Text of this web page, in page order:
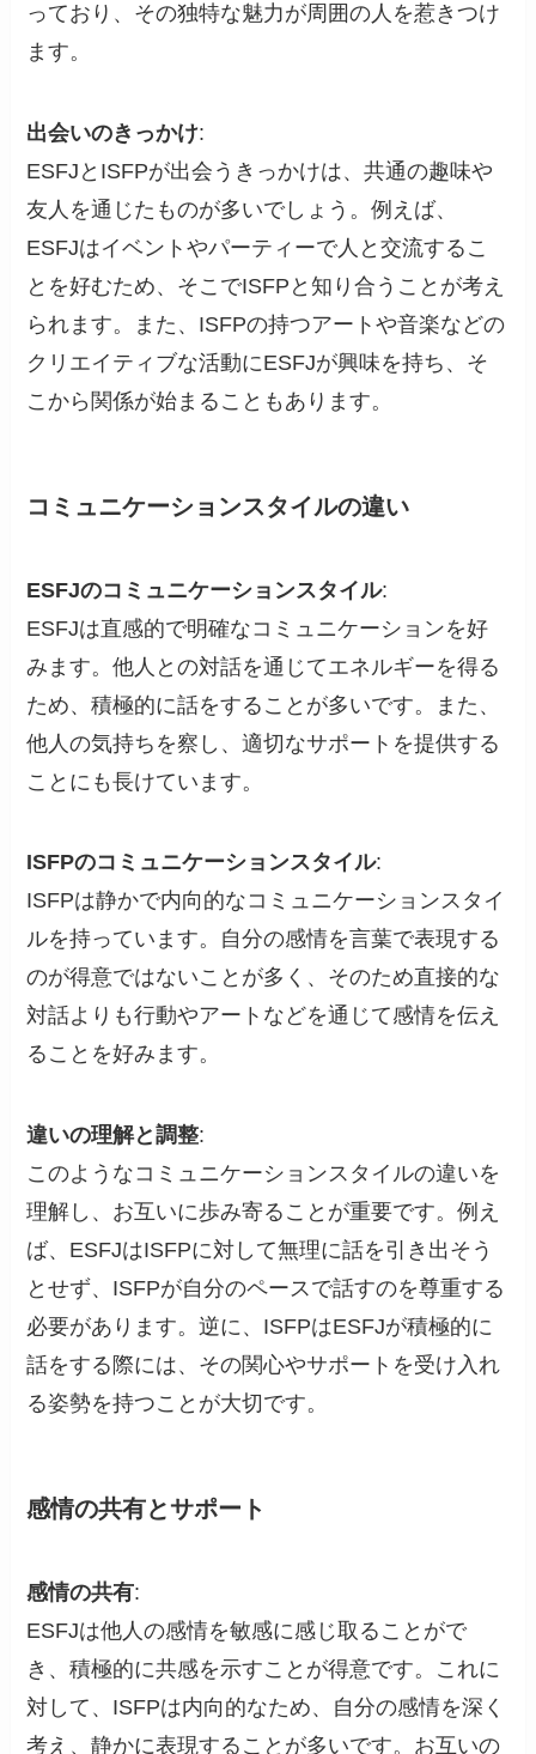
っており、その独特な魅力が周囲の人を惹きつけ
ます。
出会いのきっかけ:
ESFJとISFPが出会うきっかけは、共通の趣味や
友人を通じたものが多いでしょう。例えば、
ESFJはイベントやパーティーで人と交流するこ
とを好むため、そこでISFPと知り合うことが考え
られます。また、ISFPの持つアートや音楽などの
クリエイティブな活動にESFJが興味を持ち、そ
こから関係が始まることもあります。
コミュニケーションスタイルの違い
ESFJのコミュニケーションスタイル:
ESFJは直感的で明確なコミュニケーションを好
みます。他人との対話を通じてエネルギーを得る
ため、積極的に話をすることが多いです。また、
他人の気持ちを察し、適切なサポートを提供する
ことにも長けています。
ISFPのコミュニケーションスタイル:
ISFPは静かで内向的なコミュニケーションスタイ
ルを持っています。自分の感情を言葉で表現する
のが得意ではないことが多く、そのため直接的な
対話よりも行動やアートなどを通じて感情を伝え
ることを好みます。
違いの理解と調整:
このようなコミュニケーションスタイルの違いを
理解し、お互いに歩み寄ることが重要です。例え
ば、ESFJはISFPに対して無理に話を引き出そう
とせず、ISFPが自分のペースで話すのを尊重する
必要があります。逆に、ISFPはESFJが積極的に
話をする際には、その関心やサポートを受け入れ
る姿勢を持つことが大切です。
感情の共有とサポート
感情の共有:
ESFJは他人の感情を敏感に感じ取ることがで
き、積極的に共感を示すことが得意です。これに
対して、ISFPは内向的なため、自分の感情を深く
考え、静かに表現することが多いです。お互いの